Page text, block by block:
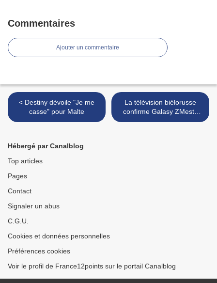
Commentaires
Ajouter un commentaire
< Destiny dévoile "Je me
casse" pour Malte
La télévision biélorusse
confirme Galasy ZMesta
comme représentants pour
Hébergé par Canalblog
Top articles
Pages
Contact
Signaler un abus
C.G.U.
Cookies et données personnelles
Préférences cookies
Voir le profil de France12points sur le portail Canalblog